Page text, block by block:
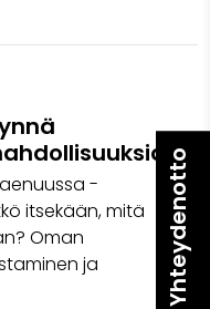
-
itsekään, mitä
Oman
ja
Yhteydenotto